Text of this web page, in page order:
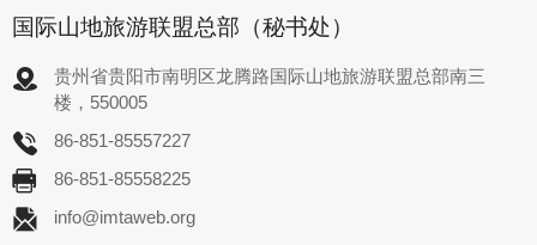
国际山地旅游联盟总部（秘书处）
贵州省贵阳市南明区龙腾路国际山地旅游联盟总部南三
楼，550005
86-851-85557227
86-851-85558225
info@imtaweb.org